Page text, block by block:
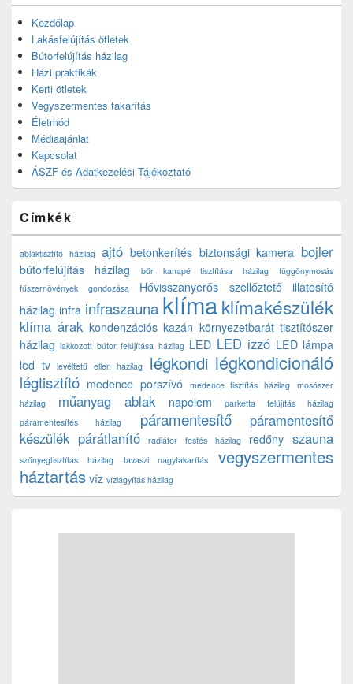
Kezdőlap
Lakásfelújítás ötletek
Bútorfelújítás házilag
Házi praktikák
Kerti ötletek
Vegyszermentes takarítás
Életmód
Médiaajánlat
Kapcsolat
ÁSZF és Adatkezelési Tájékoztató
Címkék
ablaktisztító házilag ajtó betonkerítés biztonsági kamera bojler
bútorfelújítás házilag bőr kanapé tisztítása házilag
függönymosás
fűszernövények gondozása
Hővisszanyerős szellőztető
illatosító
házilag infra infraszauna klímaklímakészülék
klíma árak kondenzációs kazán környezetbarát tisztítószer
házilag lakkozott bútor felújítása házilag LED LED izzó LED lámpa
led tv levéltetű ellen házilag légkondi légkondicionáló
légtisztító medence porszívó medence tisztítás házilag
mosószer
házilag
műanyag ablak napelem
parketta felújítás házilag
páramentesítés házilag
páramentesítő
páramentesítő
készülék párátlanító radiátor festés házilag redőny szauna
szőnyegtisztítás házilag tavaszi nagytakarítás
vegyszermentes
háztartás víz vízlágyítás házilag